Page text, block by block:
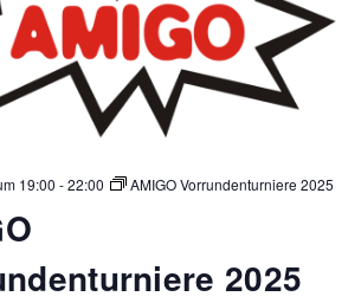
19:00 -22:00 AMIGO Vorrundenturniere 2025
2025